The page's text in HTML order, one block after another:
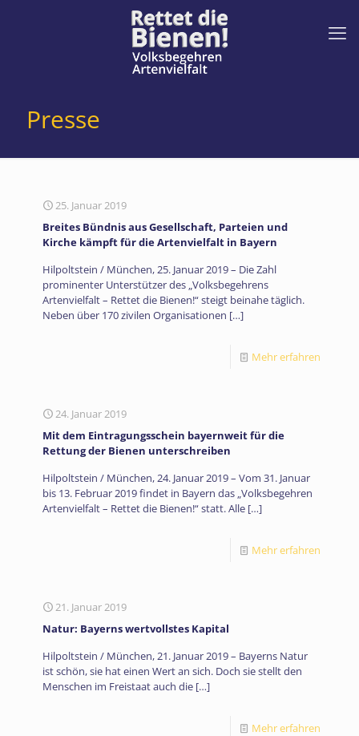
Presse
25. Januar 2019
Breites Bündnis aus Gesellschaft, Parteien und
Kirche kämpft für die Artenvielfalt in Bayern
Hilpoltstein / München, 25. Januar 2019 – Die Zahl
prominenter Unterstützer des „Volksbegehrens
Artenvielfalt – Rettet die Bienen!“ steigt beinahe täglich.
Neben über 170 zivilen Organisationen […]
Mehr erfahren
24. Januar 2019
Mit dem Eintragungsschein bayernweit für die
Rettung der Bienen unterschreiben
Hilpoltstein / München, 24. Januar 2019 – Vom 31. Januar
bis 13. Februar 2019 findet in Bayern das „Volksbegehren
Artenvielfalt – Rettet die Bienen!“ statt. Alle […]
Mehr erfahren
21. Januar 2019
Natur: Bayerns wertvollstes Kapital
Hilpoltstein / München, 21. Januar 2019 – Bayerns Natur
ist schön, sie hat einen Wert an sich. Doch sie stellt den
Menschen im Freistaat auch die […]
Mehr erfahren